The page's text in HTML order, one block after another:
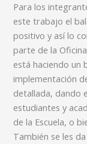
Para los
este trabajo el
positivo y así lo
parte de la
está haciendo un
implementación
detallada, dando
estudiantes y
de la Escuela, o
También se les